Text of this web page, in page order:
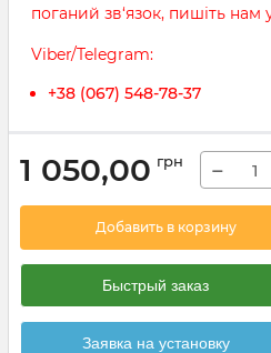
поганий зв‘язок, пишіть
Viber/Telegram:
+38 (067) 548-78-37
1 050,00 грн −
Добавить в корзину
Быстрый заказ
Заявка на установку